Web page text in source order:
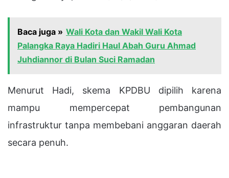
Baca juga » Wali Kota dan Wakil Wali Kota
Palangka Raya Hadiri Haul Abah Guru Ahmad
Juhdiannor di Bulan Suci Ramadan
Menurut Hadi, skema KPDBU dipilih karena
mampu mempercepat pembangunan
infrastruktur tanpa membebani anggaran daerah
secara penuh.